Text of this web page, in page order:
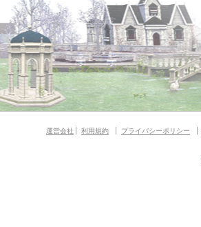
運営会社 利用規約 プライバシーポリシー